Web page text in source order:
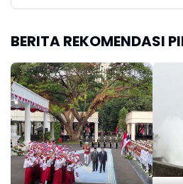
BERITA REKOMENDASI